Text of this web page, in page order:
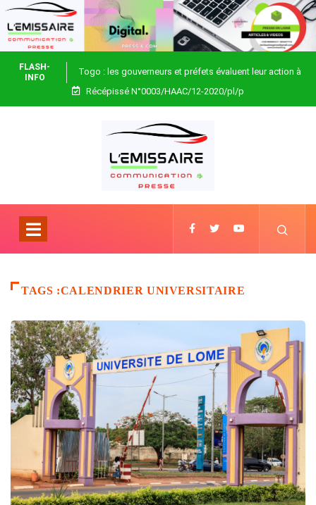
FLASH-
INFO
Togo : les gouverneurs et préfets évaluent leur action à
Blitta
Récépissé N°0003/HAAC/12-2020/pl/p
TAGS :CALENDRIER UNIVERSITAIRE